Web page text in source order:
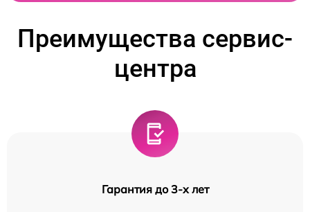
Преимущества сервис-
центра
Гарантия до 3-х лет